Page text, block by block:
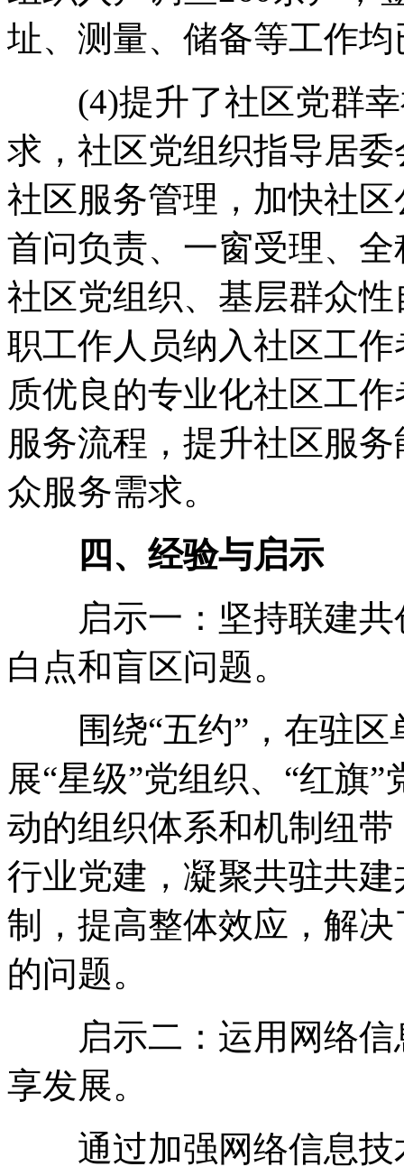
址、测量、储备等工作
(4)提升了社区党群幸
求，社区党组织指导居
社区服务管理，加快社
首问负责、一窗受理、
社区党组织、基层群众
职工作人员纳入社区工
质优良的专业化社区工
服务流程，提升社区服
众服务需求。
四、经验与启示
启示一：坚持联建共
白点和盲区问题。
围绕“五约”，在驻区
展“星级”党组织、“红旗
动的组织体系和机制纽
行业党建，凝聚共驻共
制，提高整体效应，解
的问题。
启示二：运用网络信
享发展。
通过加强网络信息技